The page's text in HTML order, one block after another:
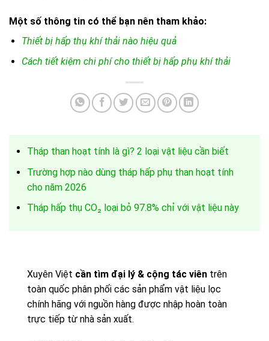
Một số thông tin có thể bạn nên tham khảo:
Thiết bị hấp thụ khí thải nào hiệu quả
Cách tiết kiệm chi phí cho thiết bị hấp phụ khí thải
Tháp than hoạt tính là gì? 2 loại vật liệu cần biết
Trường hợp nào dùng tháp hấp phụ than hoạt tính
cho năm 2026
Tháp hấp thụ CO₂ loại bỏ 97.8% chỉ với vật liệu này
Xuyên Việt cần tìm đại lý & cộng tác viên trên
toàn quốc phân phối các sản phẩm vật liệu lọc
chính hãng với nguồn hàng được nhập hoàn toàn
trực tiếp từ nhà sản xuất.